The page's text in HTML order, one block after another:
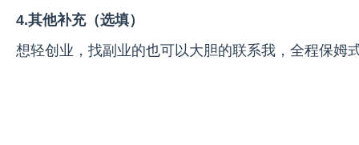
4.其他补充（选填）
想轻创业，找副业的也可以大胆的联系我，全程保姆